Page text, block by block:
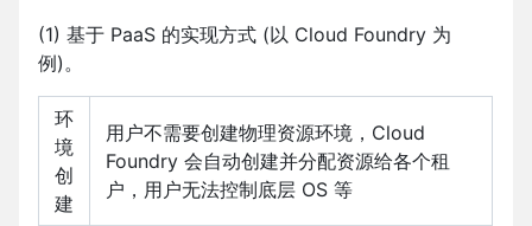
(1) 基于 PaaS 的实现方式 (以 Cloud Foundry 为
例)。
环
境
创
建
用户不需要创建物理资源环境，Cloud
Foundry 会自动创建并分配资源给各个租
户，用户无法控制底层 OS 等